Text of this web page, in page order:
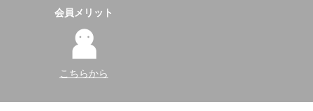
会員メリット
こちらから